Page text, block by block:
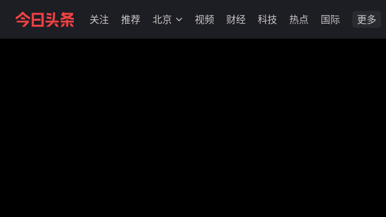
关注 推荐 北京 视频 财经 科技 热点 国际 更多